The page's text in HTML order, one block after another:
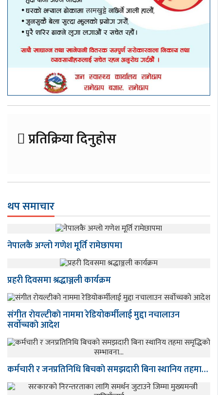
प्रतिक्रिया दिनुहोस
थप समाचार
नेपालकै अग्लो गणेश मूर्ति रामेछापमा
प्रहरी दिवसमा श्रद्धाञ्जली कार्यक्रम
संगीत राेयल्टीकाे नाममा रेडियोकर्मीलाई मुद्दा नचालाउन
सर्वाेच्चकाे आदेश
कर्मचारी र जनप्रतिनिधि बिचकाे समझदारी बिना स्थानिय तहमा…